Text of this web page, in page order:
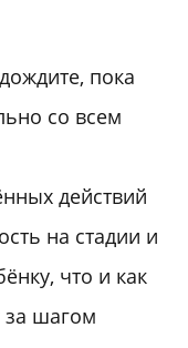
пока
со всем
действий
на стадии и
что и как
за шагом